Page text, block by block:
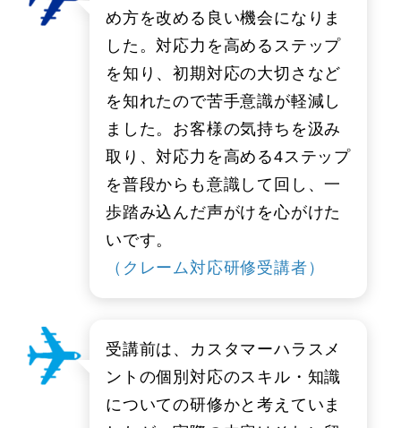
め方を改める良い機会になりま
した。対応力を高めるステップ
を知り、初期対応の大切さなど
を知れたので苦手意識が軽減し
ました。お客様の気持ちを汲み
取り、対応力を高める4ステップ
を普段からも意識して回し、一
歩踏み込んだ声がけを心がけた
いです。
（クレーム対応研修受講者）
受講前は、カスタマーハラスメ
ントの個別対応のスキル・知識
についての研修かと考えていま